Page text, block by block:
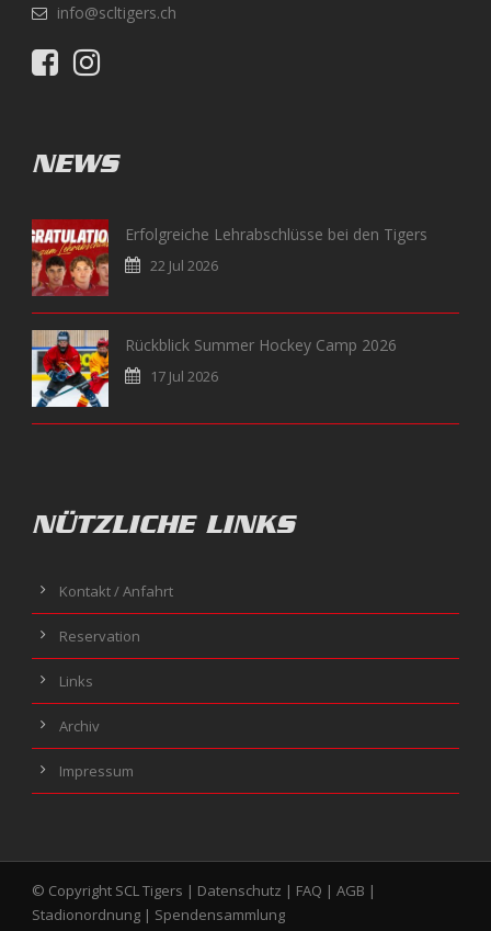
info@scltigers.ch
NEWS
Erfolgreiche Lehrabschlüsse bei den Tigers
22 Jul 2026
Rückblick Summer Hockey Camp 2026
17 Jul 2026
NÜTZLICHE LINKS
Kontakt / Anfahrt
Reservation
Links
Archiv
Impressum
© Copyright SCL Tigers | Datenschutz | FAQ | AGB |
Stadionordnung | Spendensammlung